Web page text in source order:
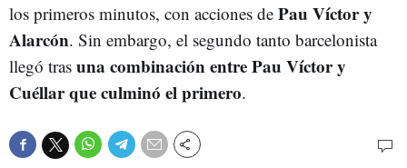
los primeros minutos, con acciones de Pau Víctor y
Alarcón. Sin embargo, el segundo tanto barcelonista
llegó tras una combinación entre Pau Víctor y
Cuéllar que culminó el primero.